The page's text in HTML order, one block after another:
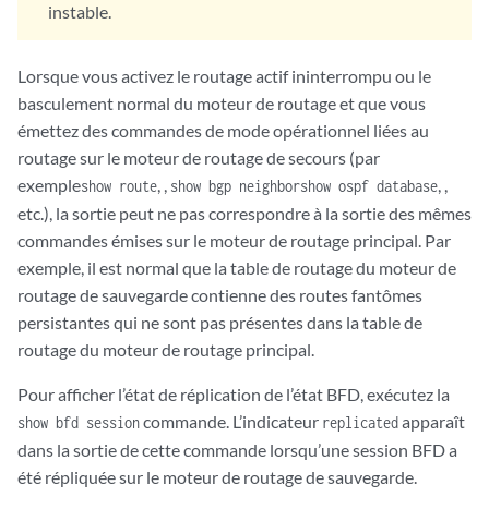
instable.
Lorsque vous activez le routage actif ininterrompu ou le
basculement normal du moteur de routage et que vous
émettez des commandes de mode opérationnel liées au
routage sur le moteur de routage de secours (par
exempleshow route, , show bgp neighborshow ospf database, ,
etc.), la sortie peut ne pas correspondre à la sortie des mêmes
commandes émises sur le moteur de routage principal. Par
exemple, il est normal que la table de routage du moteur de
routage de sauvegarde contienne des routes fantômes
persistantes qui ne sont pas présentes dans la table de
routage du moteur de routage principal.
Pour afficher l’état de réplication de l’état BFD, exécutez la
show bfd sessioncommande. L’indicateur replicatedapparaît
dans la sortie de cette commande lorsqu’une session BFD a
été répliquée sur le moteur de routage de sauvegarde.